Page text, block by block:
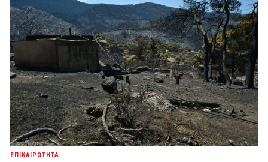
ΕΠΙΚΑΙΡΟΤΗΤΑ